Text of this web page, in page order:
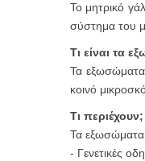
Το μητρικό
σύστημα του
Τι είναι τα
Τα εξωσώματα
κοινό
Τι περιέχουν;
Τα εξωσώματα
- Γενετικές